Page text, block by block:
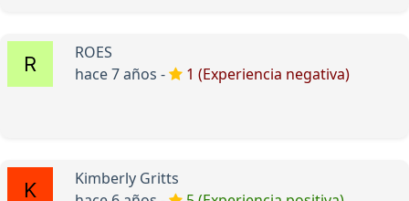
ROES
hace 7 años -
1 (Experiencia negativa)
Kimberly Gritts